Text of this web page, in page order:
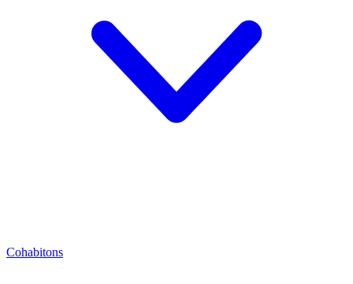
Cohabitons